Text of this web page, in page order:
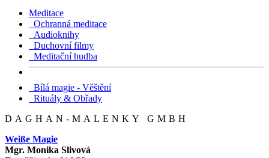
Meditace
Ochranná meditace
Audioknihy
Duchovní filmy
Meditační hudba
Bílá magie - Věštění
Rituály & Obřady
DAGHAN-MALENKY GMBH
Weiße Magie
Mgr. Monika Slivová